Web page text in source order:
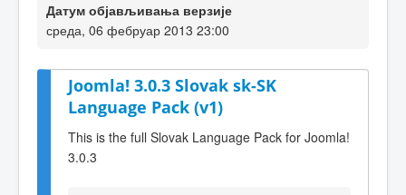
Датум објављивања верзије
среда, 06 фебруар 2013 23:00
Joomla! 3.0.3 Slovak sk-SK
Language Pack (v1)
This is the full Slovak Language Pack for Joomla!
3.0.3